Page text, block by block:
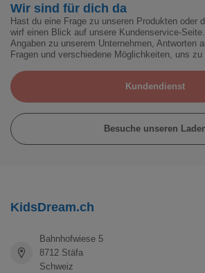
Wir sind für dich da
Hast du eine Frage zu unseren Produkten oder
wirf einen Blick auf unsere Kundenservice-
Angaben zu unserem Unternehmen, Antworten
Fragen und verschiedene Möglichkeiten, uns
Kundendienst
Besuche unseren
KidsDream.ch
Bahnhofwiese 5
8712 Stäfa
Schweiz